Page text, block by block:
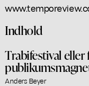
Indhold
Trabifestival
Anders Beyer